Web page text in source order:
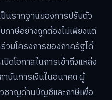
รากฐานของการปรับตัว
ภาษีอย่างถูกต้องไม่เพียงแต่
วมโครงการของภาครัฐได้
ดโอกาสในการเข้าถึงแหล่ง
บันการเงินในอนาคต ผู้
ชาญด้านบัญชีและภาษีเพื่อ